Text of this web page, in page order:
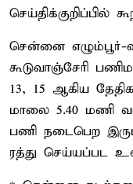
செய்திக்குறிப்பில்
சென்னை எழும்பூர்-
கூடுவாஞ்சேரி
13, 15 ஆகிய
மாலை 5.40 மணி
பணி நடைபெற
ரத்து செய்யப்பட